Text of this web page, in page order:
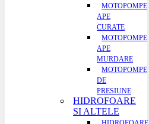
MOTOPOMPE
APE
CURATE
MOTOPOMPE
APE
MURDARE
MOTOPOMPE
DE
PRESIUNE
HIDROFOARE
SI ALTELE